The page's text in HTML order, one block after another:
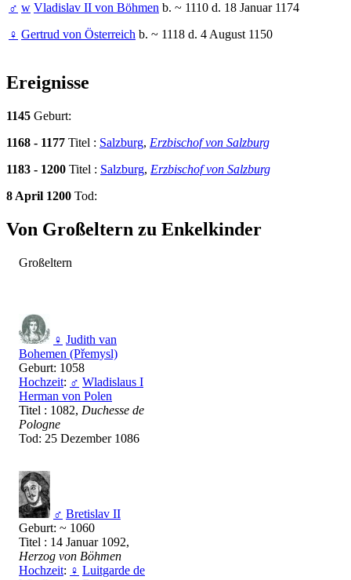
♂ w Vladislav II von Böhmen b. ~ 1110 d. 18 Januar 1174
♀ Gertrud von Österreich b. ~ 1118 d. 4 August 1150
Ereignisse
1145 Geburt:
1168 - 1177 Titel : Salzburg, Erzbischof von Salzburg
1183 - 1200 Titel : Salzburg, Erzbischof von Salzburg
8 April 1200 Tod:
Von Großeltern zu Enkelkinder
Großeltern
♀ Judith van
Bohemen (Přemysl)
Geburt: 1058
Hochzeit: ♂ Wladislaus I
Herman von Polen
Titel : 1082, Duchesse de
Pologne
Tod: 25 Dezember 1086
♂ Bretislav II
Geburt: ~ 1060
Titel : 14 Januar 1092,
Herzog von Böhmen
Hochzeit: ♀ Luitgarde de